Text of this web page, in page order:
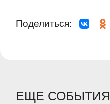
Поделиться:
ЕЩЕ СОБЫТИЯ